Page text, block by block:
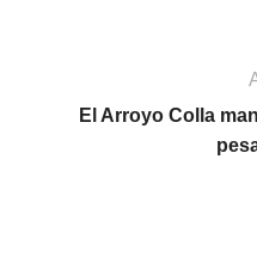
El Arroyo Colla